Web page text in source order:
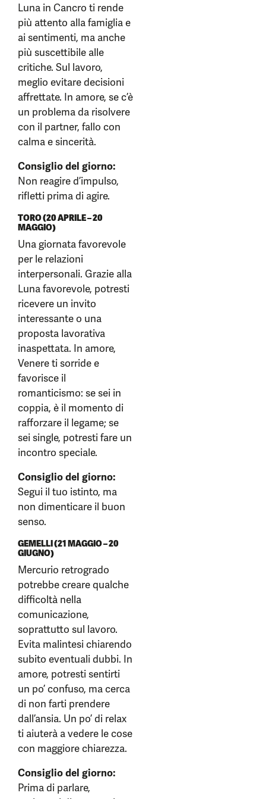
Luna in Cancro ti rende
più attento alla famiglia e
ai sentimenti, ma anche
più suscettibile alle
critiche. Sul lavoro,
meglio evitare decisioni
affrettate. In amore, se c’è
un problema da risolvere
con il partner, fallo con
calma e sincerità.
Consiglio del giorno:
Non reagire d’impulso,
rifletti prima di agire.
TORO (20 APRILE – 20
MAGGIO)
Una giornata favorevole
per le relazioni
interpersonali. Grazie alla
Luna favorevole, potresti
ricevere un invito
interessante o una
proposta lavorativa
inaspettata. In amore,
Venere ti sorride e
favorisce il
romanticismo: se sei in
coppia, è il momento di
rafforzare il legame; se
sei single, potresti fare un
incontro speciale.
Consiglio del giorno:
Segui il tuo istinto, ma
non dimenticare il buon
senso.
GEMELLI (21 MAGGIO – 20
GIUGNO)
Mercurio retrogrado
potrebbe creare qualche
difficoltà nella
comunicazione,
soprattutto sul lavoro.
Evita malintesi chiarendo
subito eventuali dubbi. In
amore, potresti sentirti
un po’ confuso, ma cerca
di non farti prendere
dall’ansia. Un po’ di relax
ti aiuterà a vedere le cose
con maggiore chiarezza.
Consiglio del giorno:
Prima di parlare,